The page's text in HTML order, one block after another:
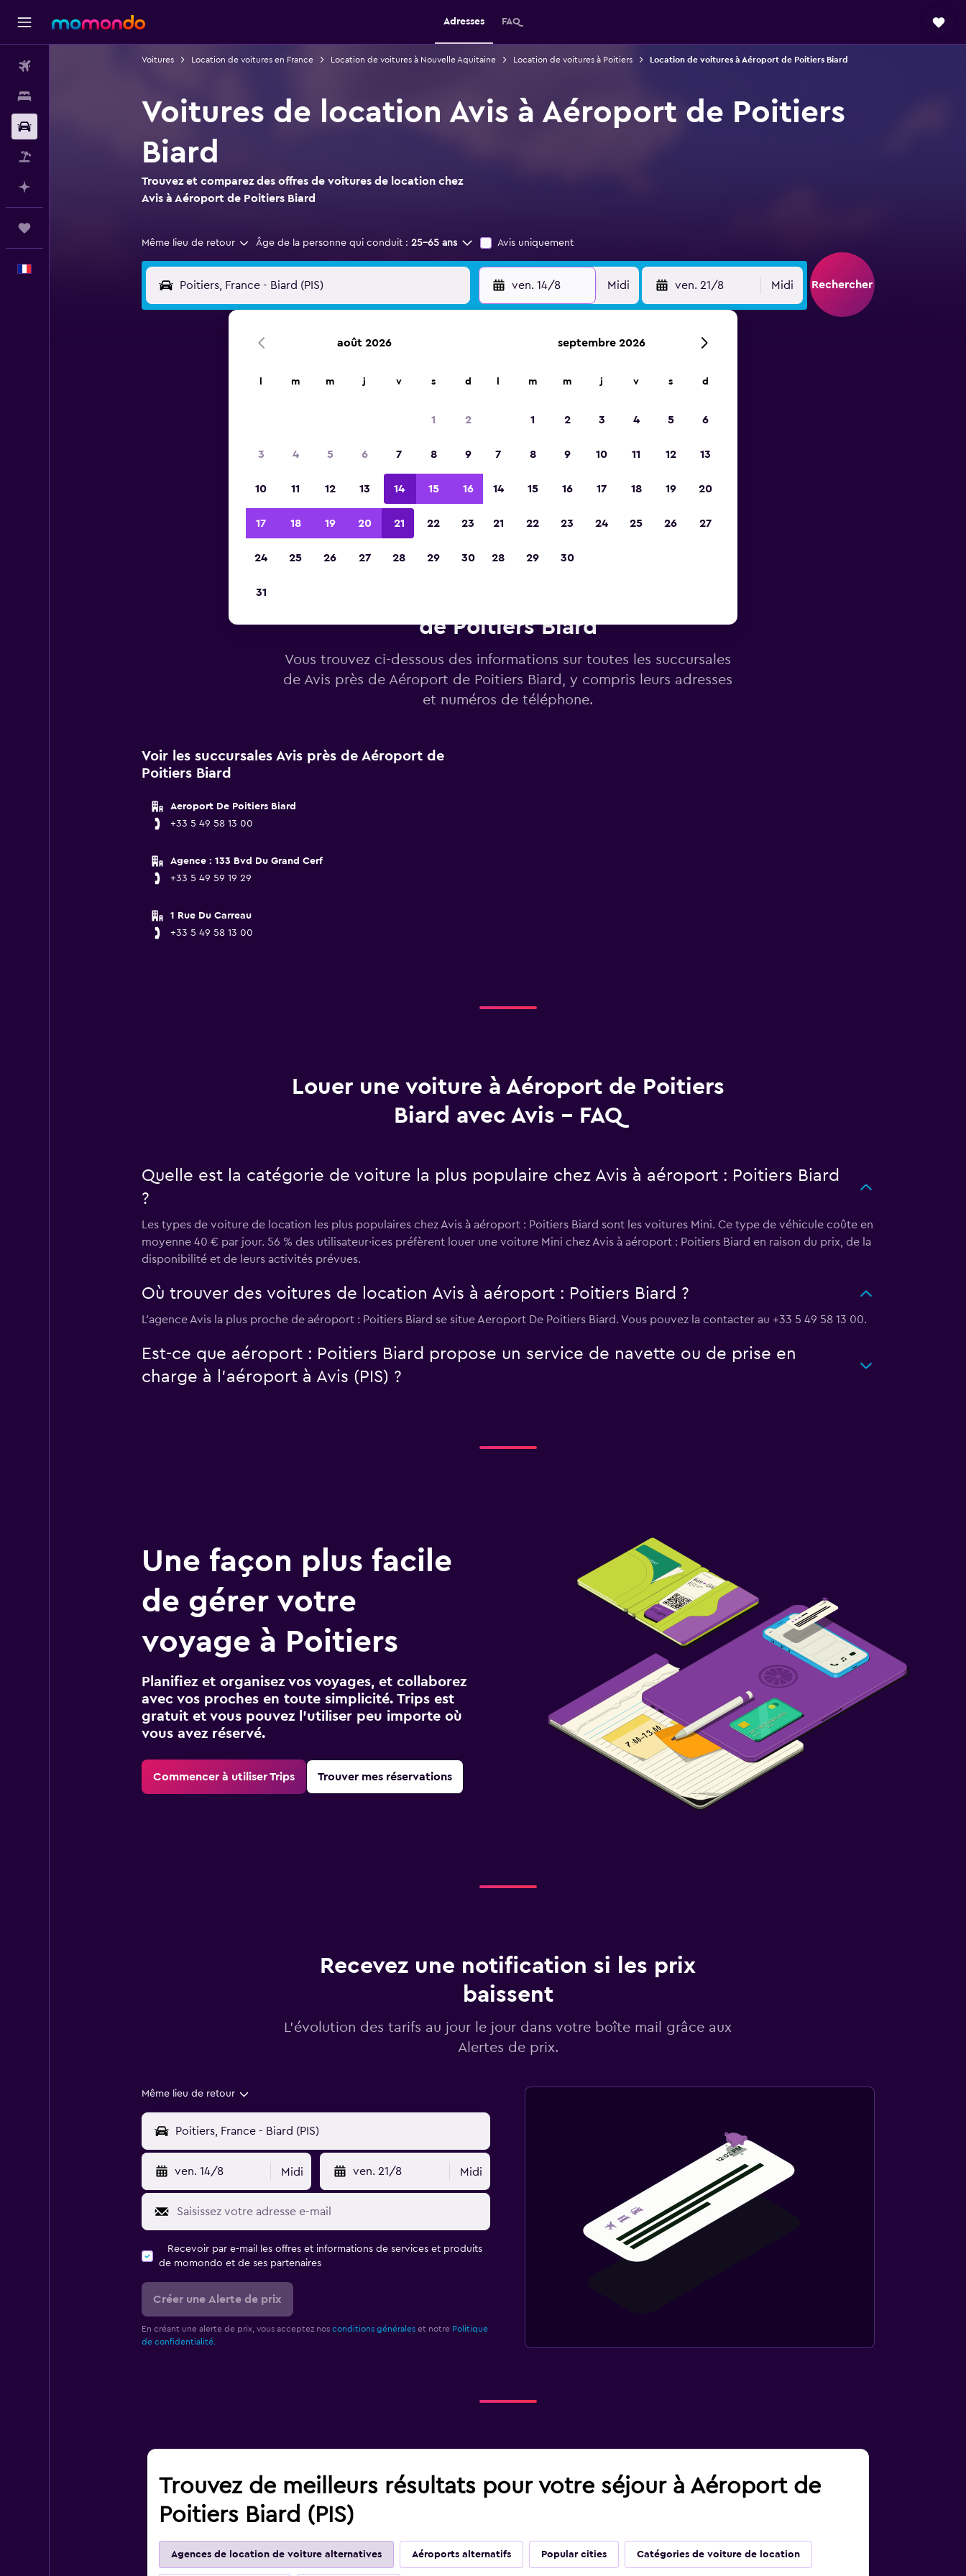
Adresses FAQ
Voitures Location de voitures en France Location de voitures à Nouvelle Aquitaine Location de voitures à Poitiers Location de voitures à Aéroport de Poitiers Biard
Voitures de location Avis à Aéroport de Poitiers
Biard
Trouvez et comparez des offres de voitures de location chez
Avis à Aéroport de Poitiers Biard
Même lieu de retour Âge de la personne qui conduit : 25-65 ans Avis uniquement
ven. 14/8 Midi ven. 21/8 Midi Rechercher
2023
de Poitiers Biard
Vous trouvez ci-dessous des informations sur toutes les succursales
de Avis près de Aéroport de Poitiers Biard, y compris leurs adresses
et numéros de téléphone.
Voir les succursales Avis près de Aéroport de
Poitiers Biard
Aeroport De Poitiers Biard
+33 5 49 58 13 00
Agence : 133 Bvd Du Grand Cerf
+33 5 49 59 19 29
1 Rue Du Carreau
+33 5 49 58 13 00
Louer une voiture à Aéroport de Poitiers
Biard avec Avis - FAQ
Quelle est la catégorie de voiture la plus populaire chez Avis à aéroport : Poitiers Biard
?
Les types de voiture de location les plus populaires chez Avis à aéroport : Poitiers Biard sont les voitures Mini. Ce type de véhicule coûte en
moyenne 40 € par jour. 56 % des utilisateur·ices préfèrent louer une voiture Mini chez Avis à aéroport : Poitiers Biard en raison du prix, de la
disponibilité et de leurs activités prévues.
Où trouver des voitures de location Avis à aéroport : Poitiers Biard ?
L’agence Avis la plus proche de aéroport : Poitiers Biard se situe Aeroport De Poitiers Biard. Vous pouvez la contacter au +33 5 49 58 13 00.
Est-ce que aéroport : Poitiers Biard propose un service de navette ou de prise en
charge à l’aéroport à Avis (PIS) ?
Une façon plus facile
de gérer votre
voyage à Poitiers
Planifiez et organisez vos voyages, et collaborez
avec vos proches en toute simplicité. Trips est
gratuit et vous pouvez l’utiliser peu importe où
vous avez réservé.
Commencer à utiliser Trips Trouver mes réservations
Recevez une notification si les prix
baissent
L’évolution des tarifs au jour le jour dans votre boîte mail grâce aux
Alertes de prix.
Même lieu de retour
ven. 14/8 Midi ven. 21/8 Midi
Recevoir par e-mail les offres et informations de services et produits
de momondo et de ses partenaires
Créer une Alerte de prix
En créant une alerte de prix, vous acceptez nos conditions généraleset notre Politique
de confidentialité.
Trouvez de meilleurs résultats pour votre séjour à Aéroport de
Poitiers Biard (PIS)
Agences de location de voiture alternatives Aéroports alternatifs Popular cities Catégories de voiture de location
août 2026
m m j v s d
1 2
3 4 5 6 7 8 9
10 11 12 13 14 15 16
17 18 19 20 21 22 23
24 25 26 27 28 29 30
31
septembre 2026
m m j v s d
1 2 3 4 5 6
7 8 9 10 11 12 13
14 15 16 17 18 19 20
21 22 23 24 25 26 27
28 29 30